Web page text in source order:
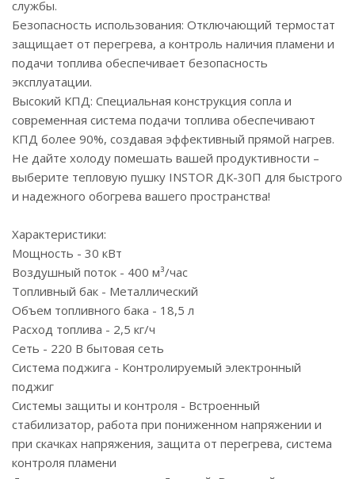
службы.
Безопасность использования: Отключающий термостат
защищает от перегрева, а контроль наличия пламени и
подачи топлива обеспечивает безопасность
эксплуатации.
Высокий КПД: Специальная конструкция сопла и
современная система подачи топлива обеспечивают
КПД более 90%, создавая эффективный прямой нагрев.
Не дайте холоду помешать вашей продуктивности –
выберите тепловую пушку INSTOR ДК-30П для быстрого
и надежного обогрева вашего пространства!
Характеристики:
Мощность - 30 кВт
Воздушный поток - 400 м³/час
Топливный бак - Металлический
Объем топливного бака - 18,5 л
Расход топлива - 2,5 кг/ч
Сеть - 220 В бытовая сеть
Система поджига - Контролируемый электронный
поджиг
Системы защиты и контроля - Встроенный
стабилизатор, работа при пониженном напряжении и
при скачках напряжения, защита от перегрева, система
контроля пламени